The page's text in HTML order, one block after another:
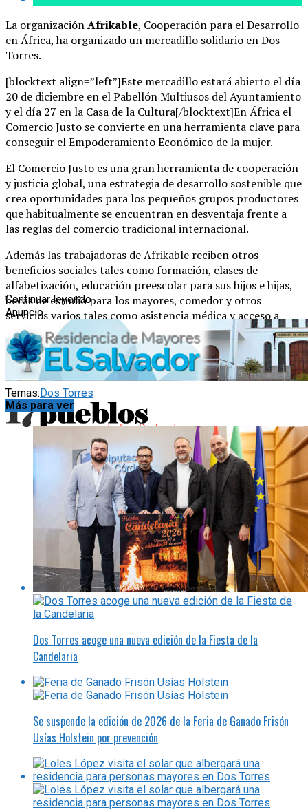
La organizaciónAfrikable, Cooperación para el Desarrollo
en África, ha organizado un mercadillo solidario en Dos
Torres.
[blocktext align=”left”]Este mercadillo estará abierto el día
20 de diciembre en el Pabellón Multiusos del Ayuntamiento
y el día 27 en la Casa de la Cultura[/blocktext]En África el
Comercio Justo se convierte en una herramienta clave para
conseguir el Empoderamiento Económico de la mujer.
El Comercio Justo es una gran herramienta de cooperación
y justicia global, una estrategia de desarrollo sostenible que
crea oportunidades para los pequeños grupos productores
que habitualmente se encuentran en desventaja frente a
las reglas del comercio tradicional internacional.
Además las trabajadoras de Afrikable reciben otros
beneficios sociales tales como formación, clases de
alfabetización, educación preescolar para sus hijos e hijas,
becas de estudio para los mayores, comedor y otros
servicios varios tales como asistencia médica y acceso a
agua potable.
GDE Error: Error al recuperar el fichero. Si es necesario,
desactiva la comprobación de errores (404:Not Found)
Temas: Dos Torres
Continuar leyendo
Anuncio
Más para ver
Dos Torres acoge una nueva edición de la Fiesta de la
Candelaria
Se suspende la edición de 2026 de la Feria de Ganado Frisón
Usías Holstein por prevención